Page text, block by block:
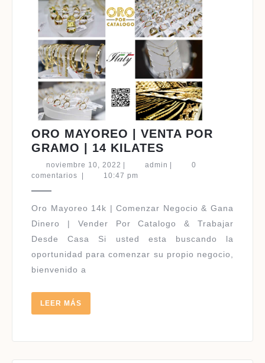
ORO MAYOREO | VENTA POR
GRAMO | 14 KILATES
MAYOREO
POR
GRAMO
|
KILATES
noviembre 10, 2022 noviembre
10,
admin admin
0
comentarios
10:47 pm
Oro Mayoreo 14k | Comenzar Negocio & Gana
Dinero | Vender Por Catalogo & Trabajar
Desde Casa Si usted esta buscando la
oportunidad para comenzar su propio negocio,
bienvenido a
LEER MÁS
MÁS